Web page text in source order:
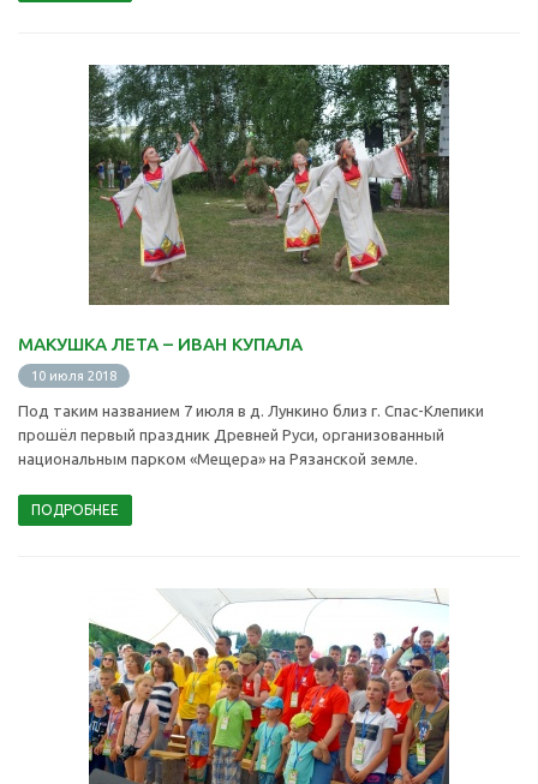
МАКУШКА ЛЕТА – ИВАН КУПАЛА
10 июля 2018
Под таким названием 7 июля в д. Лункино близ г. Спас-Клепики
прошёл первый праздник Древней Руси, организованный
национальным парком «Мещера» на Рязанской земле.
ПОДРОБНЕЕ